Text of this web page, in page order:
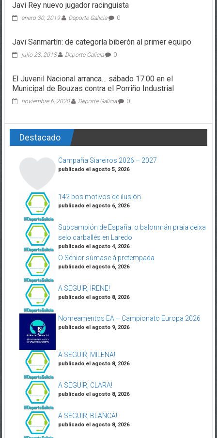
Javi Rey nuevo jugador racinguista
enero 30, 2019 Deporte Galicia 0
Javi Sanmartín: de categoría biberón al primer equipo
julio 23, 2018 Deporte Galicia 0
El Juvenil Nacional arranca… sábado 17.00 en el
Municipal de Bouzas contra el Porriño Industrial
noviembre 6, 2020 Deporte Galicia 0
Destacado
Campaña Siareiros 2026 – 2027
publicado el agosto 5, 2026
142 bos motivos de ilusión
publicado el agosto 6, 2026
Subcampión de España: o balonmán praia deixa
selo carballés en Laredo
publicado el agosto 4, 2026
O Sénior súmase á pretempada
publicado el agosto 6, 2026
A SEGUIR, IRENE!
publicado el agosto 8, 2026
Nomeamentos EA – Campionato Europa 2026
publicado el agosto 9, 2026
A SEGUIR, MILENA!
publicado el agosto 8, 2026
A SEGUIR, CLARA!
publicado el agosto 8, 2026
A SEGUIR, BLANCA!
publicado el agosto 8, 2026